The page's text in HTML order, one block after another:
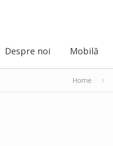
Despre noi Mobilă
Home